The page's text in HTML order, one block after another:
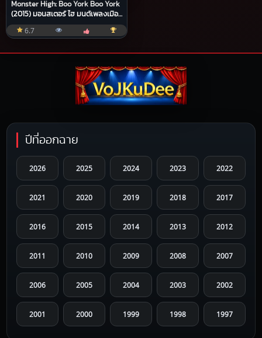
Monster High: Boo York Boo York
(2015) มอนสเตอร์ ไฮ มนต์เพลงเมือ
งบูยอร์ค
6.7
ปีที่ออกฉาย
2026 2025 2024 2023 2022
2021 2020 2019 2018 2017
2016 2015 2014 2013 2012
2011 2010 2009 2008 2007
2006 2005 2004 2003 2002
2001 2000 1999 1998 1997